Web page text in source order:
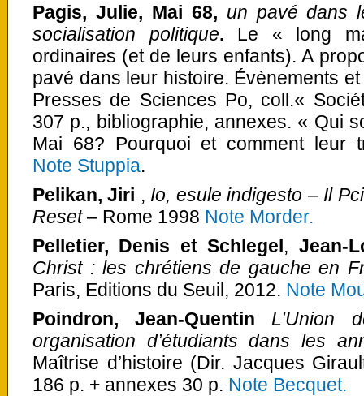
Pagis, Julie, Mai 68, un pavé dans
socialisation politique. Le « long
ordinaires (et de leurs enfants). A
pavé dans leur histoire. Évènements
Presses de Sciences Po, coll.«
307 p., bibliographie, annexes. « Qui
Mai 68? Pourquoi et comment leur
Note Stuppia.
Pelikan, Jiri , Io, esule indigesto – Il
Reset– Rome 1998 Note Morder.
Pelletier, Denis et Schlegel, Jean-
Christ : les chrétiens de gauche en
Paris, Editions du Seuil, 2012. Note
Poindron, Jean-Quentin L’Union
organisation d’étudiants dans les
Maîtrise d’histoire (Dir. Jacques
186 p. + annexes 30 p. Note Becquet.